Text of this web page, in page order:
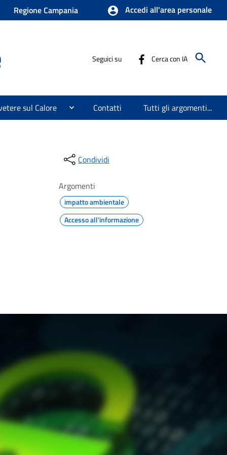
Regione Campania Accedi all'area personale
Seguici su Cerca con IA
sul Calore Contatti Tutti gli argomenti...
Condividi
Argomenti
impatto ambientale
Accesso all'informazione